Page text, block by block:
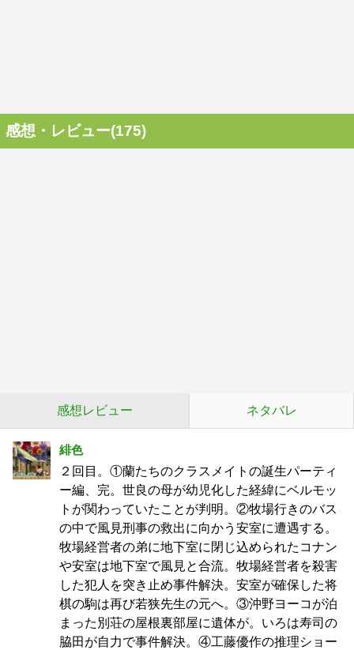
感想・レビュー(175)
感想レビュー ネタバレ
緋色
２回目。①蘭たちのクラスメイトの誕生パーティ
ー編、完。世良の母が幼児化した経緯にベルモッ
トが関わっていたことが判明。②牧場行きのバス
の中で風見刑事の救出に向かう安室に遭遇する。
牧場経営者の弟に地下室に閉じ込められたコナン
や安室は地下室で風見と合流。牧場経営者を殺害
した犯人を突き止め事件解決。安室が確保した将
棋の駒は再び若狭先生の元へ。③沖野ヨーコが泊
まった別荘の屋根裏部屋に遺体が。いろは寿司の
脇田が自力で事件解決。④工藤優作の推理ショー